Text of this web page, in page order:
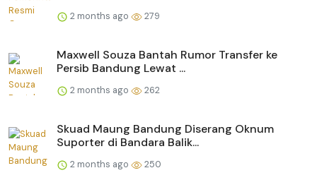
2 months ago 279
Maxwell Souza Bantah Rumor Transfer ke
Persib Bandung Lewat ...
2 months ago 262
Skuad Maung Bandung Diserang Oknum
Suporter di Bandara Balik...
2 months ago 250